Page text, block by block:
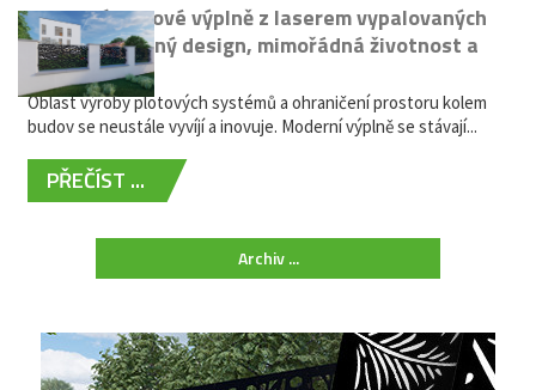
Moderní plotové výplně z laserem vypalovaných
kovů: výjimečný design, mimořádná životnost a
žádná údržba
Oblast výroby plotových systémů a ohraničení prostoru kolem
budov se neustále vyvíjí a inovuje. Moderní výplně se stávají...
PŘEČÍST ...
Archiv ...